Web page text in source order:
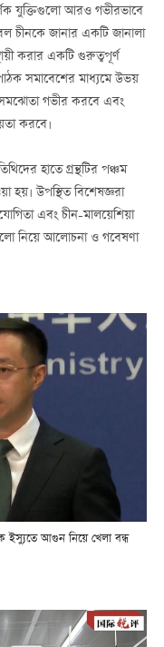
যুক্তিগুলো আরও গভীরভাবে
চীনকে জানার একটি জানালা
করার একটি গুরুত্বপূর্ণ
সমাবেশের মাধ্যমে উভয়
সমঝোতা গভীর করবে এবং
করবে।
হাতে গ্রন্থটির পঞ্চম
হয়। উপস্থিত বিশেষজ্ঞরা
এবং চীন-মালয়েশিয়া
নিয়ে আলোচনা ও গবেষণা
ইস্যুতে আগুন নিয়ে খেলা বন্ধ